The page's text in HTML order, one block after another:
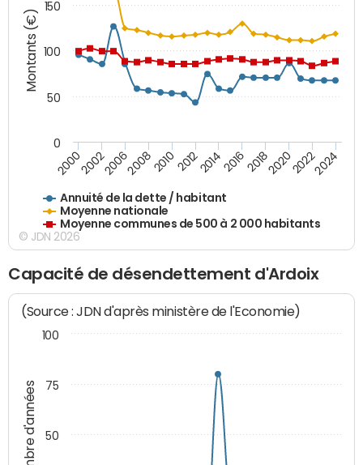
Montants (€)
Annuité de la dette / habitant
Moyenne nationale
Moyenne communes de 500 à 2 000 habitants
200020022006200820102012201420162018202020222024
0
50
100
150
© JDN 2026
Capacité de désendettement d'Ardoix
Nombre d'années
(Source : JDN d'après ministère de l'Economie)
100
50
75